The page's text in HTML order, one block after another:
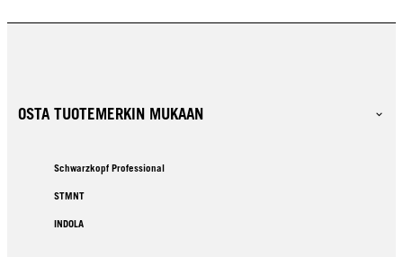
OSTA TUOTEMERKIN MUKAAN
Schwarzkopf Professional
STMNT
INDOLA